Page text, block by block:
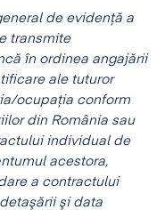
de evidenţă a
transmite
în ordinea angajării
ale tuturor
ocupaţia conform
din România sau
individual de
acestora,
a contractului
şi data